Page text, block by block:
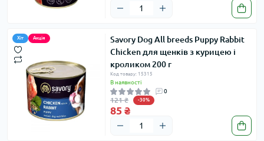
Хіт Акція
Savory Dog All breeds Puppy Rabbit
Chicken для щенків з курицею і
кроликом 200 г
Код товару: 15315
В наявності
0
121 ₴ -30%
85 ₴